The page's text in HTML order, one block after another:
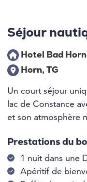
Séjour
Hotel Bad Horn
Horn, TG
Un court séjour
lac de Constance
et son atmosphère
Prestations du
1 nuit dans une
Apéritif de